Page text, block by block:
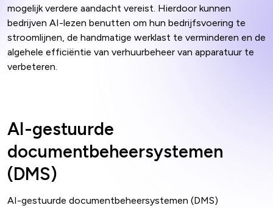
mogelijk verdere aandacht vereist. Hierdoor kunnen
bedrijven AI-lezen benutten om hun bedrijfsvoering te
stroomlijnen, de handmatige werklast te verminderen en de
algehele efficiëntie van verhuurbeheer van apparatuur te
verbeteren.
AI-gestuurde
documentbeheersystemen
(DMS)
AI-gestuurde documentbeheersystemen (DMS)